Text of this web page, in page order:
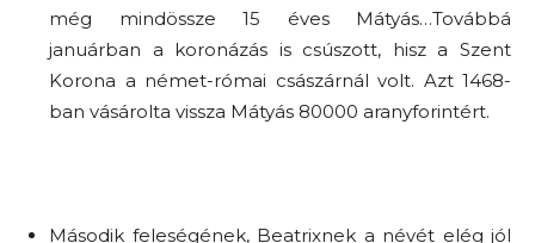
még mindössze 15 éves Mátyás…Továbbá
januárban a koronázás is csúszott, hisz a Szent
Korona a német-római császárnál volt. Azt 1468-
ban vásárolta vissza Mátyás 80000 aranyforintért.
Második feleségének, Beatrixnek a névét elég jól